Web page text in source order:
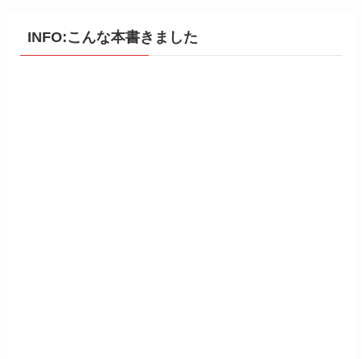
INFO:こんな本書きました